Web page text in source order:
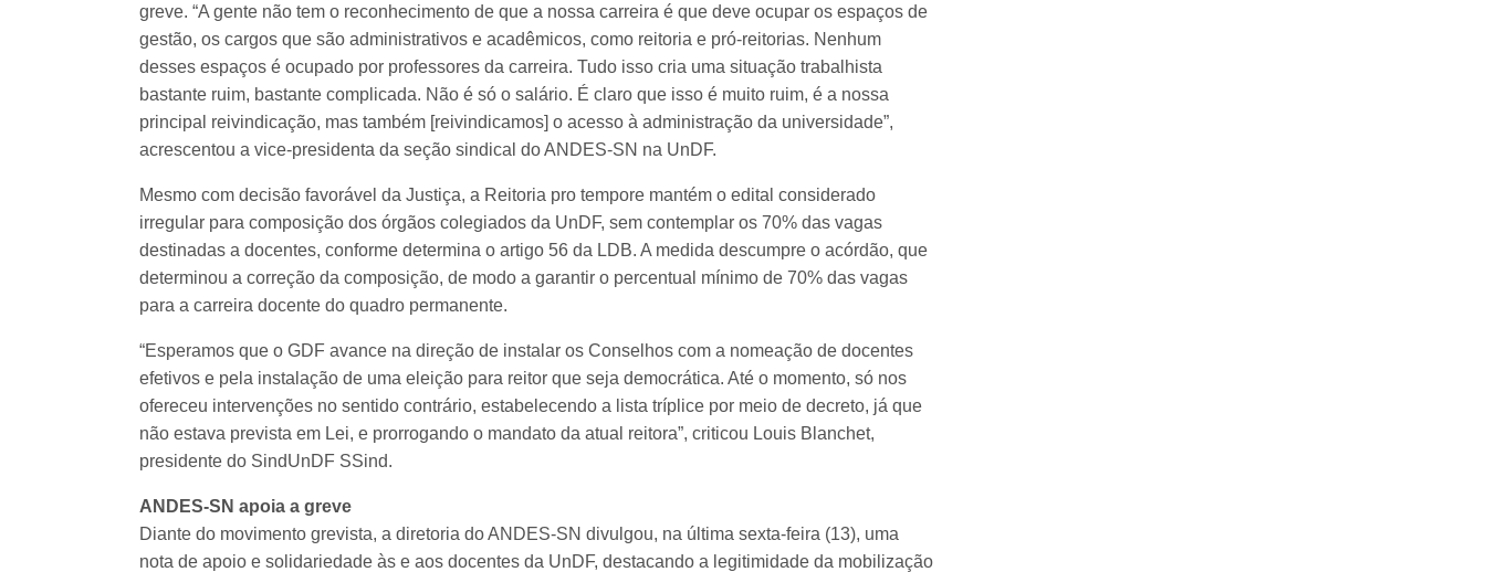
greve. “A gente não tem o reconhecimento de que a nossa carreira é que deve ocupar os espaços de
gestão, os cargos que são administrativos e acadêmicos, como reitoria e pró-reitorias. Nenhum
desses espaços é ocupado por professores da carreira. Tudo isso cria uma situação trabalhista
bastante ruim, bastante complicada. Não é só o salário. É claro que isso é muito ruim, é a nossa
principal reivindicação, mas também [reivindicamos] o acesso à administração da universidade”,
acrescentou a vice-presidenta da seção sindical do ANDES-SN na UnDF.
Mesmo com decisão favorável da Justiça, a Reitoria pro tempore mantém o edital considerado
irregular para composição dos órgãos colegiados da UnDF, sem contemplar os 70% das vagas
destinadas a docentes, conforme determina o artigo 56 da LDB. A medida descumpre o acórdão, que
determinou a correção da composição, de modo a garantir o percentual mínimo de 70% das vagas
para a carreira docente do quadro permanente.
“Esperamos que o GDF avance na direção de instalar os Conselhos com a nomeação de docentes
efetivos e pela instalação de uma eleição para reitor que seja democrática. Até o momento, só nos
ofereceu intervenções no sentido contrário, estabelecendo a lista tríplice por meio de decreto, já que
não estava prevista em Lei, e prorrogando o mandato da atual reitora”, criticou Louis Blanchet,
presidente do SindUnDF SSind.
ANDES-SN apoia a greve
Diante do movimento grevista, a diretoria do ANDES-SN divulgou, na última sexta-feira (13), uma
nota de apoio e solidariedade às e aos docentes da UnDF, destacando a legitimidade da mobilização